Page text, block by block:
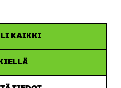
KAIKKI
KIELLÄ